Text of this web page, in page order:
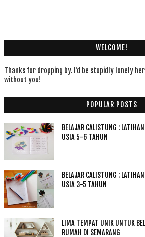
WELCOME!
Thanks for dropping by. I'd be stupidly lonely
without you!
POPULAR POSTS
BELAJAR CALISTUNG :
USIA 5-6 TAHUN
BELAJAR CALISTUNG :
USIA 3-5 TAHUN
LIMA TEMPAT UNIK UNTUK
RUMAH DI SEMARANG